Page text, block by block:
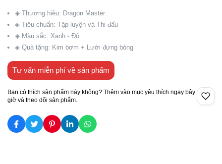
◈ Thương hiệu: Dragon Master
◈ Tiêu chuẩn: Tập luyện và Thi đấu
◈ Màu sắc: Xanh - Đỏ
◈ Quà tặng: Kim bơm + Lưới đựng bóng
Tư vấn miễn phí về sản phẩm
Bạn có thích sản phẩm này không? Thêm vào mục yêu thích ngay bây
giờ và theo dõi sản phẩm.